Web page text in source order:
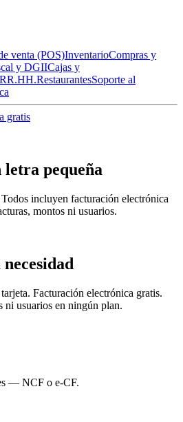
venta (POS)InventarioCompras y
y DGIICajas y
RestaurantesSoporte al
gratis
letra pequeña
incluyen facturación electrónica
montos ni usuarios.
Facturación electrónica gratis.
ni usuarios en ningún plan.
— NCF o e-CF.